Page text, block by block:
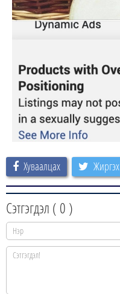
Хуваалцах Жиргэх
Сэтгэгдэл ( 0 )